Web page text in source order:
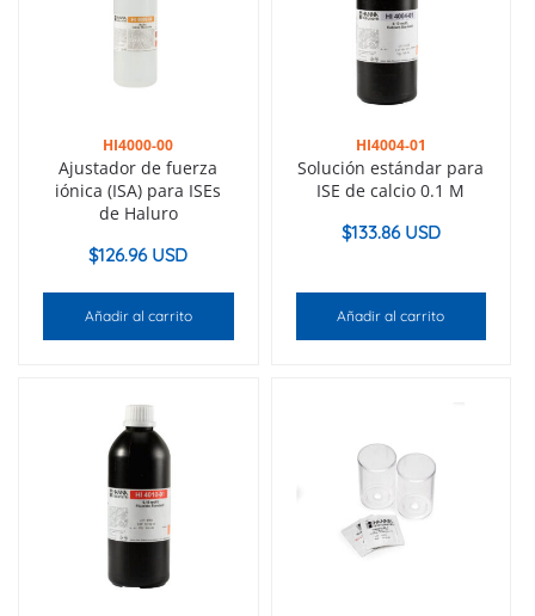
HI4000-00
Ajustador de fuerza
iónica (ISA) para ISEs
de Haluro
$126.96 USD
Añadir al carrito
HI4004-01
Solución estándar para
ISE de calcio 0.1 M
$133.86 USD
Añadir al carrito